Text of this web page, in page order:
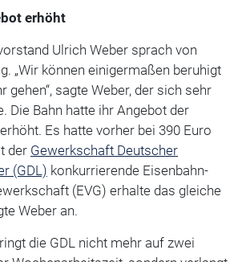
erhöht
Ulrich Weber sprach von
„Wir können einigermaßen beruhigt
gehen“, sagte Weber, der sich sehr
Die Bahn hatte ihr Angebot der
Es hatte vorher bei 390 Euro
der Gewerkschaft Deutscher
(GDL) konkurrierende Eisenbahn-
(EVG) erhalte das gleiche
Weber an.
die GDL nicht mehr auf zwei